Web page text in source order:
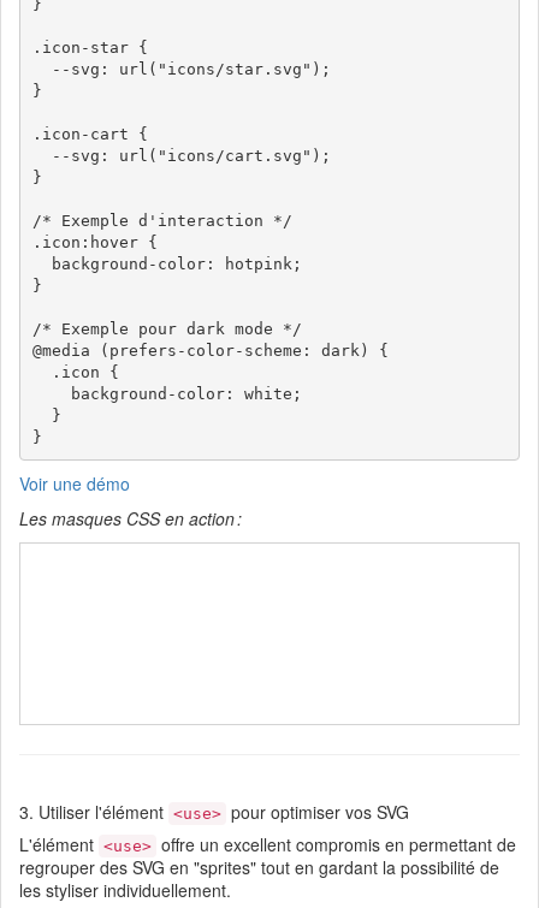
}
.icon-star {
}
.icon-cart {
}
/* Exemple d'interaction */
.icon:hover {
}
/* Exemple pour dark mode */
@media (prefers-color-scheme: dark) {
Voir une démo
Les masques CSS en action :
3. Utiliser l'élément <use> pour optimiser vos SVG
L'élément <use> offre un excellent compromis en permettant de
regrouper des SVG en "sprites" tout en gardant la possibilité de
les styliser individuellement.